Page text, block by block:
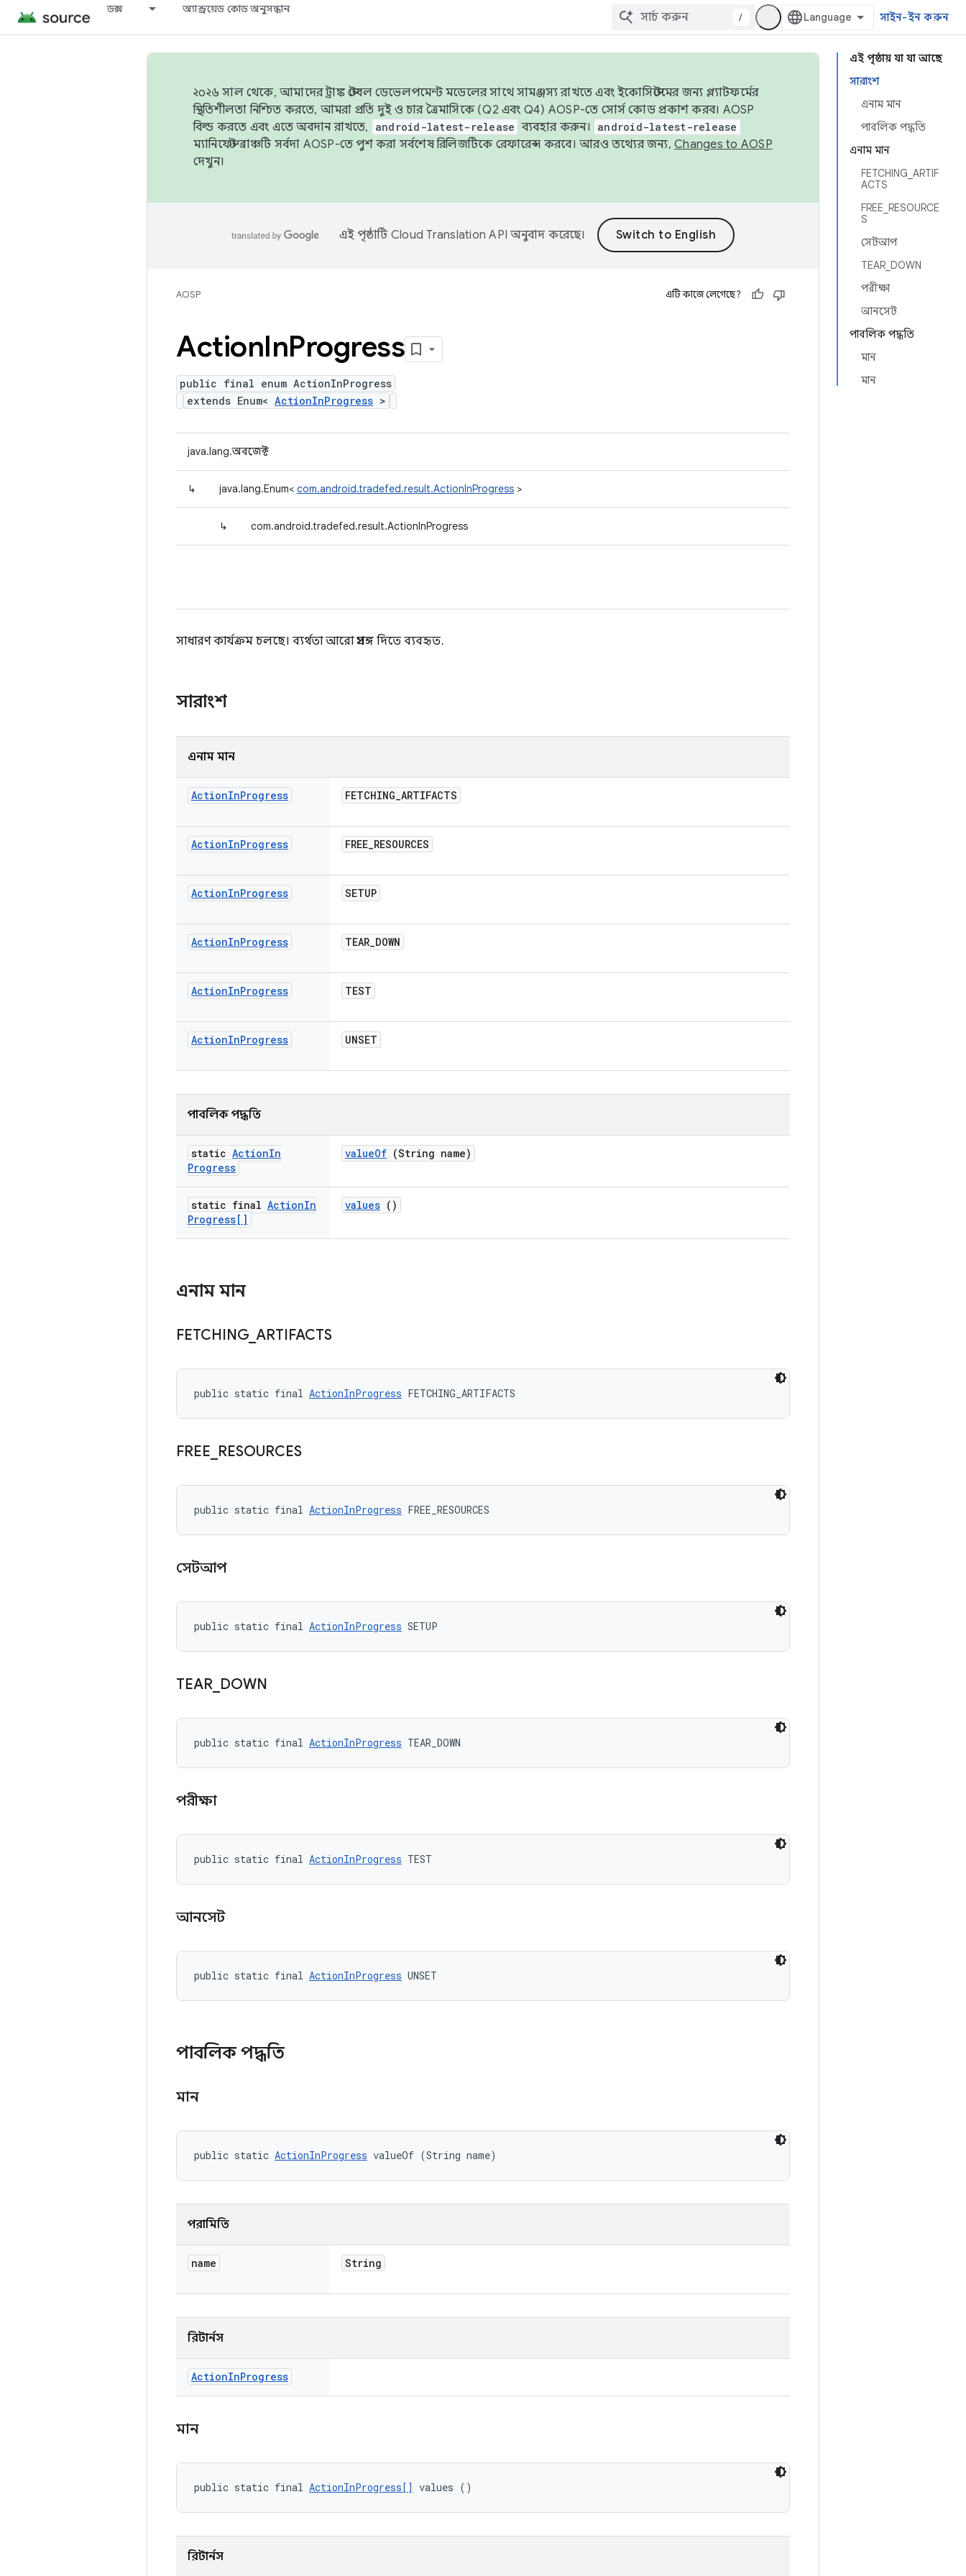
ডক্স অ্যান্ড্রয়েড কোড অনুসন্ধান
/ সাইন-ইন করুন
এই পৃষ্ঠায় যা যা আছে
সারাংশ
এনাম মান
পাবলিক পদ্ধতি
এনাম মান
FETCHING_ARTIF
ACTS
FREE_RESOURCE
S
সেটআপ
TEAR_DOWN
পরীক্ষা
আনসেট
পাবলিক পদ্ধতি
মান
মান
২০২৬ সাল থেকে, আমাদের ট্রাঙ্ক স্টেবল ডেভেলপমেন্ট মডেলের সাথে সামঞ্জস্য রাখতে এবং ইকোসিস্টেমের জন্য প্ল্যাটফর্মের
স্থিতিশীলতা নিশ্চিত করতে, আমরা প্রতি দুই ও চার ত্রৈমাসিকে (Q2 এবং Q4) AOSP-তে সোর্স কোড প্রকাশ করব। AOSP
বিল্ড করতে এবং এতে অবদান রাখতে,
android-latest-release ব্যবহার করুন। android-latest-release
ম্যানিফেস্ট ব্রাঞ্চটি সর্বদা AOSP-তে পুশ করা সর্বশেষ রিলিজটিকে রেফারেন্স করবে। আরও তথ্যের জন্য, Changes to AOSP
দেখুন।
এই পৃষ্ঠাটি Cloud Translation API অনুবাদ করেছে।
AOSP এটি কাজে লেগেছে?
ActionInProgress
public final enum ActionInProgress
extends Enum< ActionInProgress >
java.lang.অবজেক্ট
↳ java.lang.Enum< com.android.tradefed.result.ActionInProgress >
↳ com.android.tradefed.result.ActionInProgress
সাধারণ কার্যক্রম চলছে। ব্যর্থতা আরো প্রসঙ্গ দিতে ব্যবহৃত.
সারাংশ
এনাম মান
ActionInProgress FETCHING_ARTIFACTS
ActionInProgress FREE_RESOURCES
ActionInProgress SETUP
ActionInProgress TEAR_DOWN
ActionInProgress TEST
ActionInProgress UNSET
পাবলিক পদ্ধতি
static ActionIn
Progress
valueOf (String name)
static final ActionIn
Progress[]
values ()
এনাম মান
FETCHING ARTIFACTS
public static final ActionInProgress FETCHING_ARTIFACTS
FREE RESOURCES
public static final ActionInProgress FREE_RESOURCES
সেটআপ
public static final ActionInProgress SETUP
TEAR DOWN
public static final ActionInProgress TEAR_DOWN
পরীক্ষা
public static final ActionInProgress TEST
আনসেট
public static final ActionInProgress UNSET
পাবলিক পদ্ধতি
মান
public static ActionInProgress valueOf (String name)
পরামিতি
name String
রিটার্নস
ActionInProgress
মান
public static final ActionInProgress[] values ()
রিটার্নস